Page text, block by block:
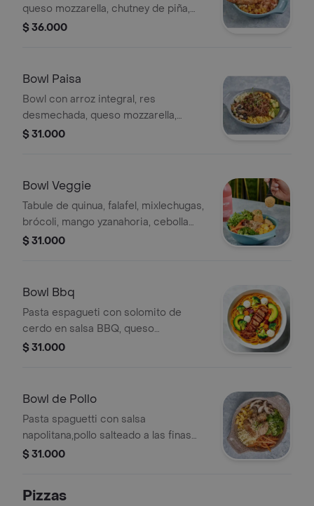
queso mozzarella, chutney de piña,
tomate, champiñones, cebolla
$ 36.000
Bowl Paisa
Bowl con arroz integral, res
desmechada, queso mozzarella,
maduro, mix de legumbres, aguacate,
$ 31.000
Bowl Veggie
Tabule de quinua, falafel, mixlechugas,
brócoli, mango yzanahoria, cebolla
crocantealbahaca, reducción
$ 31.000
Bowl Bbq
Pasta espagueti con solomito de
cerdo en salsa BBQ, queso
mozzarella, brócoli, aguacate,
$ 31.000
Bowl de Pollo
Pasta spaguetti con salsa
napolitana,pollo salteado a las finas
hierbas,queso mozarella,
$ 31.000
Pizzas